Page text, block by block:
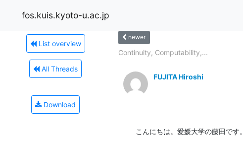
fos.kuis.kyoto-u.ac.jp
List overview
All Threads
Download
newer
Continuity, Computability,...
FUJITA Hiroshi
こんにちは。愛媛大学の藤田です。